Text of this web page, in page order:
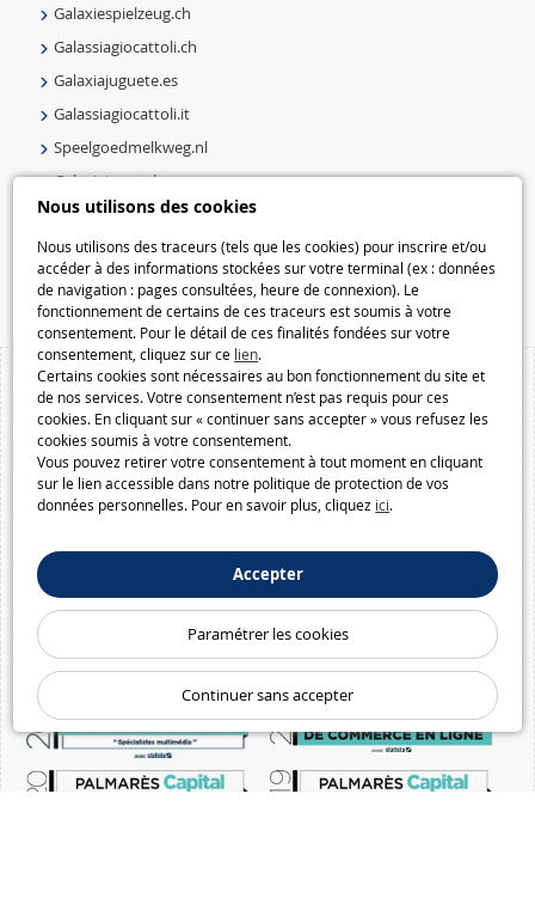
Nous utilisons des cookies
Nous utilisons des traceurs (tels que les cookies) pour inscrire et/ou
accéder à des informations stockées sur votre terminal (ex : données
de navigation : pages consultées, heure de connexion). Le
fonctionnement de certains de ces traceurs est soumis à votre
consentement. Pour le détail de ces finalités fondées sur votre
consentement, cliquez sur ce lien.
Certains cookies sont nécessaires au bon fonctionnement du site et
de nos services. Votre consentement n’est pas requis pour ces
cookies. En cliquant sur « continuer sans accepter » vous refusez les
cookies soumis à votre consentement.
Vous pouvez retirer votre consentement à tout moment en cliquant
sur le lien accessible dans notre politique de protection de vos
données personnelles. Pour en savoir plus, cliquez ici.
Accepter
Paramétrer les cookies
Continuer sans accepter
Galaxiespielzeug.ch
Galassiagiocattoli.ch
Galaxiajuguete.es
Galassiagiocattoli.it
Speelgoedmelkweg.nl
Galaxiejouets.be
Galaxiespielzeug.be
Speelgoedmelkweg.be
Macway.com